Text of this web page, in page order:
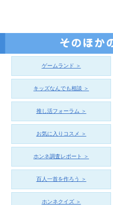
ゲームランド ＞
キッズなんでも相談 ＞
推し活フォーラム ＞
お気に入りコスメ ＞
ホンネ調査レポート ＞
百人一首を作ろう ＞
ホンネクイズ ＞